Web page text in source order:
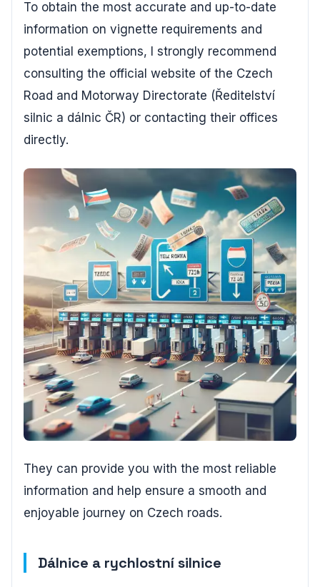
To obtain the most accurate and up-to-date
information on vignette requirements and
potential exemptions, I strongly recommend
consulting the official website of the Czech
Road and Motorway Directorate (Ředitelství
silnic a dálnic ČR) or contacting their offices
directly.
They can provide you with the most reliable
information and help ensure a smooth and
enjoyable journey on Czech roads.
Dálnice a rychlostní silnice